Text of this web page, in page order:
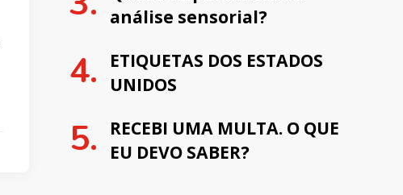
análise sensorial?
ETIQUETAS DOS ESTADOS
UNIDOS
RECEBI UMA MULTA. O QUE
EU DEVO SABER?